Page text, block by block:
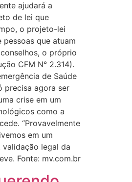
ajudará a
de lei que
o projeto-lei
que atuam
o próprio
CFM N° 2.314).
de Saúde
precisa agora ser
crise em um
como a
“Provavelmente
em um
legal da
Fonte: mv.com.br